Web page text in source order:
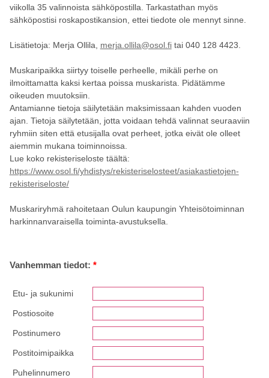
viikolla 35 valinnoista sähköpostilla. Tarkastathan myös
sähköpostisi roskapostikansion, ettei tiedote ole mennyt sinne.
Lisätietoja: Merja Ollila, merja.ollila@osol.fitai 040 128 4423.
Muskaripaikka siirtyy toiselle perheelle, mikäli perhe on
ilmoittamatta kaksi kertaa poissa muskarista. Pidätämme
oikeuden muutoksiin.
Antamianne tietoja säilytetään maksimissaan kahden vuoden
ajan. Tietoja säilytetään, jotta voidaan tehdä valinnat seuraaviin
ryhmiin siten että etusijalla ovat perheet, jotka eivät ole olleet
aiemmin mukana toiminnoissa.
Lue koko rekisteriseloste täältä:
https://www.osol.fi/yhdistys/rekisteriselosteet/asiakastietojen-
rekisteriseloste/
Muskariryhmä rahoitetaan Oulun kaupungin Yhteisötoiminnan
harkinnanvaraisella toiminta-avustuksella.
Vanhemman tiedot: *
Etu- ja sukunimi
Postiosoite
Postinumero
Postitoimipaikka
Puhelinnumero